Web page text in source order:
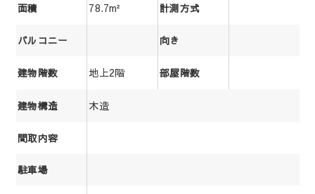
面積 78.7m² 計測方式
バルコニー 向き
建物階数 地上2階 部屋階数
建物構造 木造
間取内容
駐車場